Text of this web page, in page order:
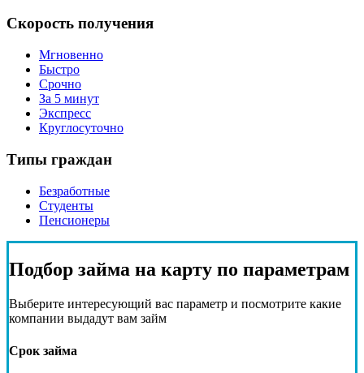
Скорость получения
Мгновенно
Быстро
Срочно
За 5 минут
Экспресс
Круглосуточно
Типы граждан
Безработные
Студенты
Пенсионеры
Подбор займа на карту по параметрам
Выберите интересующий вас параметр и посмотрите какие
компании выдадут вам займ
Срок займа